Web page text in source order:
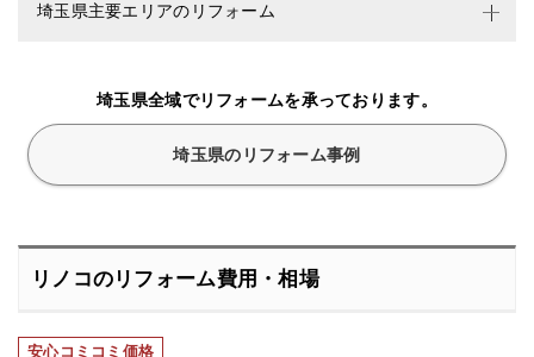
埼玉県主要エリアのリフォーム
埼玉県全域でリフォームを承っております。
埼玉県のリフォーム事例
リノコのリフォーム費用・相場
安心コミコミ価格